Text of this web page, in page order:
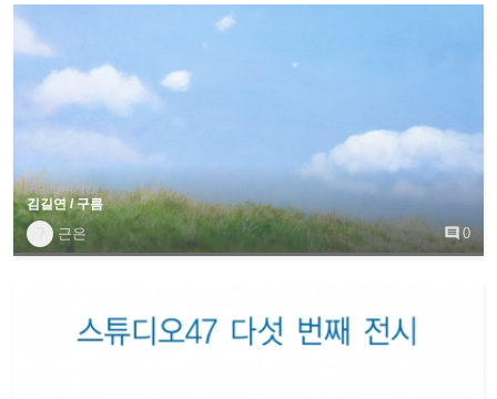
취미반/작가반
김길연 / 구름
근은  0